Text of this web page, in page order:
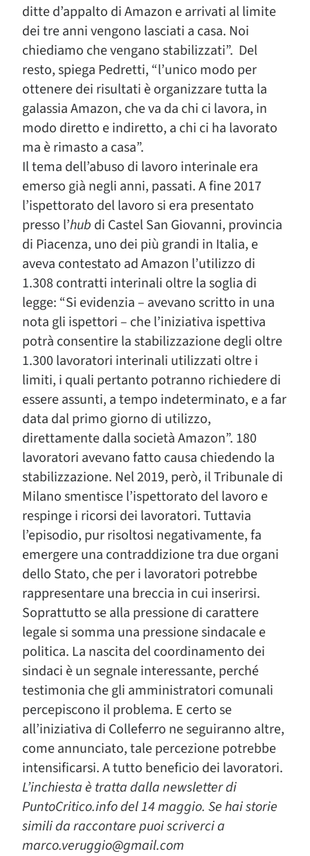
ditte d’appalto di Amazon e arrivati al limite
dei tre anni vengono lasciati a casa. Noi
chiediamo che vengano stabilizzati”. Del
resto, spiega Pedretti, “l’unico modo per
ottenere dei risultati è organizzare tutta la
galassia Amazon, che va da chi ci lavora, in
modo diretto e indiretto, a chi ci ha lavorato
ma è rimasto a casa”.
Il tema dell’abuso di lavoro interinale era
emerso già negli anni, passati. A fine 2017
l’ispettorato del lavoro si era presentato
presso l’hub di Castel San Giovanni, provincia
di Piacenza, uno dei più grandi in Italia, e
aveva contestato ad Amazon l’utilizzo di
1.308 contratti interinali oltre la soglia di
legge: “Si evidenzia – avevano scritto in una
nota gli ispettori – che l’iniziativa ispettiva
potrà consentire la stabilizzazione degli oltre
1.300 lavoratori interinali utilizzati oltre i
limiti, i quali pertanto potranno richiedere di
essere assunti, a tempo indeterminato, e a far
data dal primo giorno di utilizzo,
direttamente dalla società Amazon”. 180
lavoratori avevano fatto causa chiedendo la
stabilizzazione. Nel 2019, però, il Tribunale di
Milano smentisce l’ispettorato del lavoro e
respinge i ricorsi dei lavoratori. Tuttavia
l’episodio, pur risoltosi negativamente, fa
emergere una contraddizione tra due organi
dello Stato, che per i lavoratori potrebbe
rappresentare una breccia in cui inserirsi.
Soprattutto se alla pressione di carattere
legale si somma una pressione sindacale e
politica. La nascita del coordinamento dei
sindaci è un segnale interessante, perché
testimonia che gli amministratori comunali
percepiscono il problema. E certo se
all’iniziativa di Colleferro ne seguiranno altre,
come annunciato, tale percezione potrebbe
intensificarsi. A tutto beneficio dei lavoratori.
L’inchiesta è tratta dalla newsletter di
PuntoCritico.info del 14 maggio. Se hai storie
simili da raccontare puoi scriverci a
marco.veruggio@gmail.com